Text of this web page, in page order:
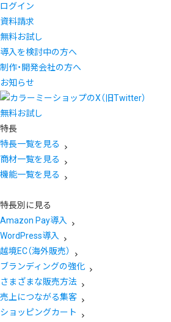
ログイン
資料請求
無料お試し
導入を検討中の方へ
制作・開発会社の方へ
お知らせ
無料お試し
特長
特長一覧を見る
商材一覧を見る
機能一覧を見る
特長別に見る
Amazon Pay導入
WordPress導入
越境EC（海外販売）
ブランディングの強化
さまざまな販売方法
売上につながる集客
ショッピングカート